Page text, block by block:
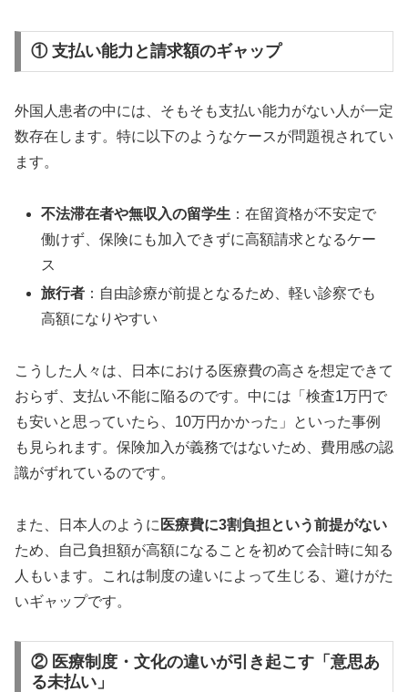
① 支払い能力と請求額のギャップ
外国人患者の中には、そもそも支払い能力がない人が一定
数存在します。特に以下のようなケースが問題視されてい
ます。
不法滞在者や無収入の留学生 ：在留資格が不安定で
働けず、保険にも加入できずに高額請求となるケー
ス
旅行者 ：自由診療が前提となるため、軽い診察でも
高額になりやすい
こうした人々は、日本における医療費の高さを想定できて
おらず、支払い不能に陥るのです。中には「検査1万円で
も安いと思っていたら、10万円かかった」といった事例
も見られます。保険加入が義務ではないため、費用感の認
識がずれているのです。
また、日本人のように 医療費に3割負担という前提がない
ため、自己負担額が高額になることを初めて会計時に知る
人もいます。これは制度の違いによって生じる、避けがた
いギャップです。
② 医療制度・文化の違いが引き起こす「意思あ
る未払い」